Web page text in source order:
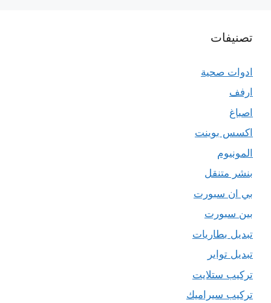
تصنيفات
ادوات صحية
ارفف
اصباغ
اكسس بوينت
المونيوم
بنشر متنقل
بي ان سبورت
بين سبورت
تبديل بطاريات
تبديل تواير
تركيب ستلايت
تركيب سيراميك